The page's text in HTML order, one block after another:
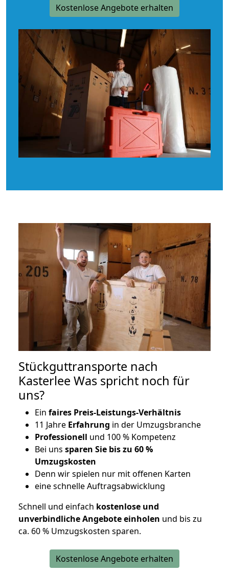
Kostenlose Angebote erhalten
Stückguttransporte nach
Kasterlee Was spricht noch für
uns?
Ein faires Preis-Leistungs-Verhältnis
11 Jahre Erfahrung in der Umzugsbranche
Professionell und 100 % Kompetenz
Bei uns sparen Sie bis zu 60 %
Umzugskosten
Denn wir spielen nur mit offenen Karten
eine schnelle Auftragsabwicklung
Schnell und einfach kostenlose und
unverbindliche Angebote einholen und bis zu
ca. 60 % Umzugskosten sparen.
Kostenlose Angebote erhalten